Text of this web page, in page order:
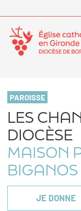
PAROISSE
LES
DIOCÈSE
MAISON
BIGANOS
JE DONNE